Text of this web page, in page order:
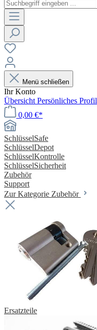
Menü schließen
Ihr Konto
Übersicht Persönliches Profil
0,00 €*
SchlüsselSafe
SchlüsselDepot
SchlüsselKontrolle
SchlüsselSicherheit
Zubehör
Support
Zur Kategorie Zubehör
Ersatzteile